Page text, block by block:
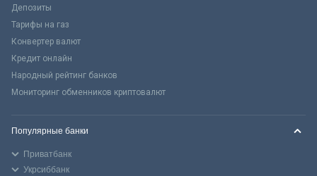
Депозиты
Тарифы на газ
Конвертер валют
Кредит онлайн
Народный рейтинг банков
Мониторинг обменников криптовалют
Популярные банки
Приватбанк
Укрсиббанк